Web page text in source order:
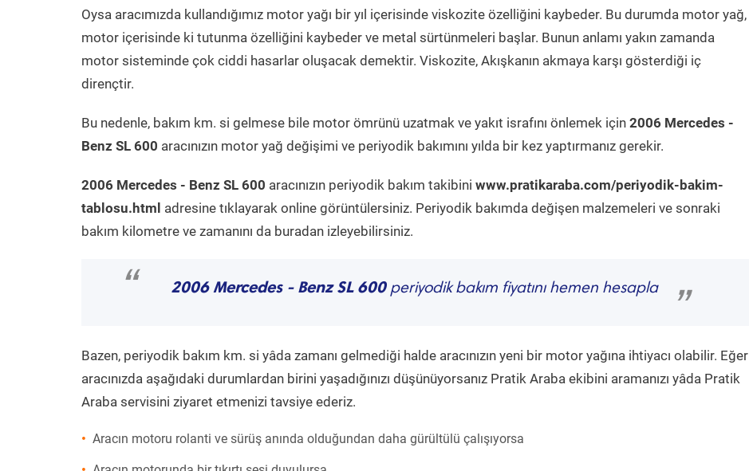
Oysa aracımızda kullandığımız motor yağı bir yıl içerisinde viskozite özelliğini kaybeder. Bu durumda motor yağ,
motor içerisinde ki tutunma özelliğini kaybeder ve metal sürtünmeleri başlar. Bunun anlamı yakın zamanda
motor sisteminde çok ciddi hasarlar oluşacak demektir. Viskozite, Akışkanın akmaya karşı gösterdiği iç
dirençtir.
Bu nedenle, bakım km. si gelmese bile motor ömrünü uzatmak ve yakıt israfını önlemek için 2006 Mercedes -
Benz SL 600 aracınızın motor yağ değişimi ve periyodik bakımını yılda bir kez yaptırmanız gerekir.
2006 Mercedes - Benz SL 600 aracınızın periyodik bakım takibini www.pratikaraba.com/periyodik-bakim-
tablosu.html adresine tıklayarak online görüntülersiniz. Periyodik bakımda değişen malzemeleri ve sonraki
bakım kilometre ve zamanını da buradan izleyebilirsiniz.
“ 2006 Mercedes - Benz SL 600periyodik bakım fiyatını hemen hesapla
”
Bazen, periyodik bakım km. si yâda zamanı gelmediği halde aracınızın yeni bir motor yağına ihtiyacı olabilir. Eğer
aracınızda aşağıdaki durumlardan birini yaşadığınızı düşünüyorsanız Pratik Araba ekibini aramanızı yâda Pratik
Araba servisini ziyaret etmenizi tavsiye ederiz.
Aracın motoru rolanti ve sürüş anında olduğundan daha gürültülü çalışıyorsa